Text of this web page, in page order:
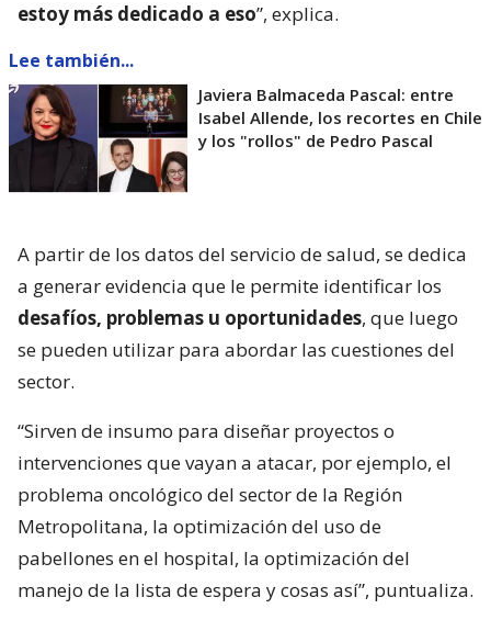
estoy más dedicado a eso”, explica.
Lee también...
Javiera Balmaceda Pascal: entre
Isabel Allende, los recortes en Chile
y los "rollos" de Pedro Pascal
A partir de los datos del servicio de salud, se dedica
a generar evidencia que le permite identificar los
desafíos, problemas u oportunidades, que luego
se pueden utilizar para abordar las cuestiones del
sector.
“Sirven de insumo para diseñar proyectos o
intervenciones que vayan a atacar, por ejemplo, el
problema oncológico del sector de la Región
Metropolitana, la optimización del uso de
pabellones en el hospital, la optimización del
manejo de la lista de espera y cosas así”, puntualiza.